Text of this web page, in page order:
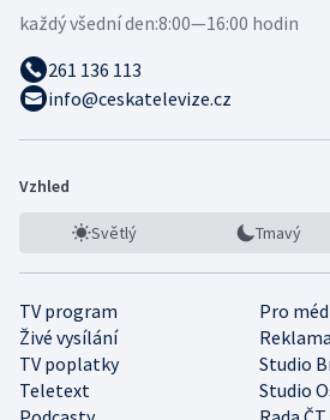
každý všední den:8:00—16:00 hodin
261 136 113
info@ceskatelevize.cz
Vzhled
Světlý Tmavý
TV program
Pro
Živé vysílání
Reklama
TV poplatky
Studio
Teletext
Studio